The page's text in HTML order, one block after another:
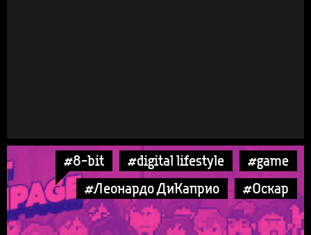
#8-bit #digital lifestyle
#game
#Леонардо ДиКаприо
#Оскар